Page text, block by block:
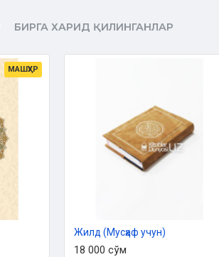
БИРГА ХАРИД ҚИЛИНГАНЛАР
МАШҲУР
Жилд (Мусҳаф учун)
18 000 сўм